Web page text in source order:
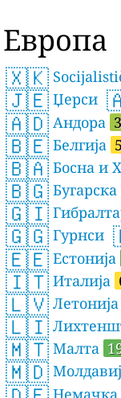
Европа
🇽🇰
🇯🇪 Џерси
🇦🇩 Андора
🇧🇪 Белгија
🇧🇦 Босна и
🇧🇬 Бугарска
🇬🇮
🇬🇬 Гурнси
🇪🇪 Естонија
🇮🇹 Италија
🇱🇻 Летонија
🇱🇮
🇲🇹 Малта
🇲🇩
Немачка